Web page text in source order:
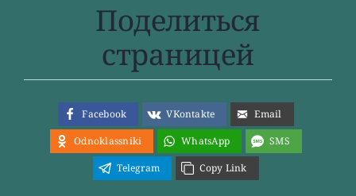
Поделиться
страницей
Facebook VKontakte
Email
Odnoklassniki
WhatsApp
SMS
Telegram
Copy Link